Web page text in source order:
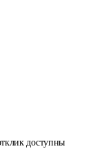
доступны